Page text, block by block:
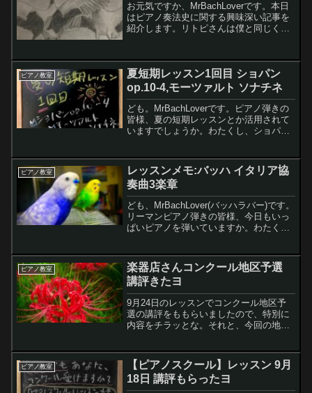
お元気ですか、MrBachLoverです。本日
はピアノ奏法史に関する興味深い記事を
紹介します。リトピさんは僕と同じく理
を読むとチェンバロ時代から現代ピアノ
ま...
ピアノ教室
夏短期レッスン1回目 ショパン
op.10-4,モーツァルト ソナチネ
ども。MrBachLoverです。ピアノ弾きの
皆様、夏の短期レッスンとか活用されて
いますでしょうか。わたくし、ショパン
申し込んじゃいました。30分／回ｘ3回
の...
ピアノ教室
レッスンメモ:バッハ イタリア協
奏曲3楽章
ども、MrBachLover(バッハラバー)です。
リーマンピアノ弾きの皆様、今日もいっ
ぱいピアノを弾いていますか。わたくし
コースのピアノのレッスンのメモです。
レ...
ピアノ教室
楽器店さんコンクール地区予選
講評きたヨ
9月24日のレッスンでコンクール地区予
選の講評をももらいましたので、特別に
内容をチラッとな。それと、今回の地区
ピアノ教室
【ピアノスクール】レッスン 9月
18日 講評もらったヨ